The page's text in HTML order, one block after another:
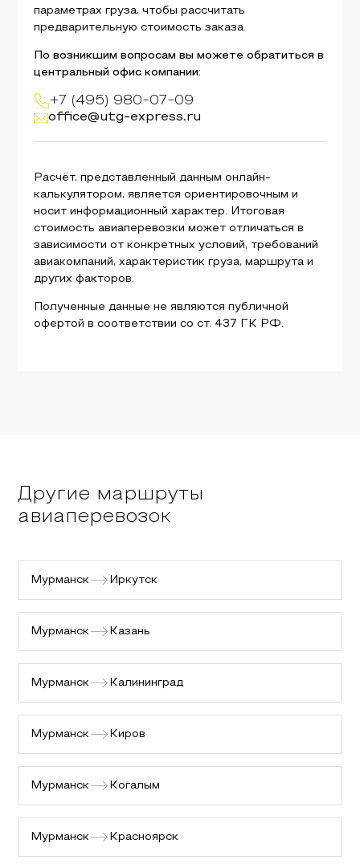
параметрах груза, чтобы рассчитать
предварительную стоимость заказа.
По возникшим вопросам вы можете обратиться в
центральный офис компании:
+7 (495) 980-07-09
office@utg-express.ru
Расчёт, представленный данным онлайн-
калькулятором, является ориентировочным и
носит информационный характер. Итоговая
стоимость авиаперевозки может отличаться в
зависимости от конкретных условий, требований
авиакомпаний, характеристик груза, маршрута и
других факторов.
Полученные данные не являются публичной
офертой в соответствии со ст. 437 ГК РФ.
Другие маршруты
авиаперевозок
Мурманск Иркутск
Мурманск Казань
Мурманск Калининград
Мурманск Киров
Мурманск Когалым
Мурманск Красноярск